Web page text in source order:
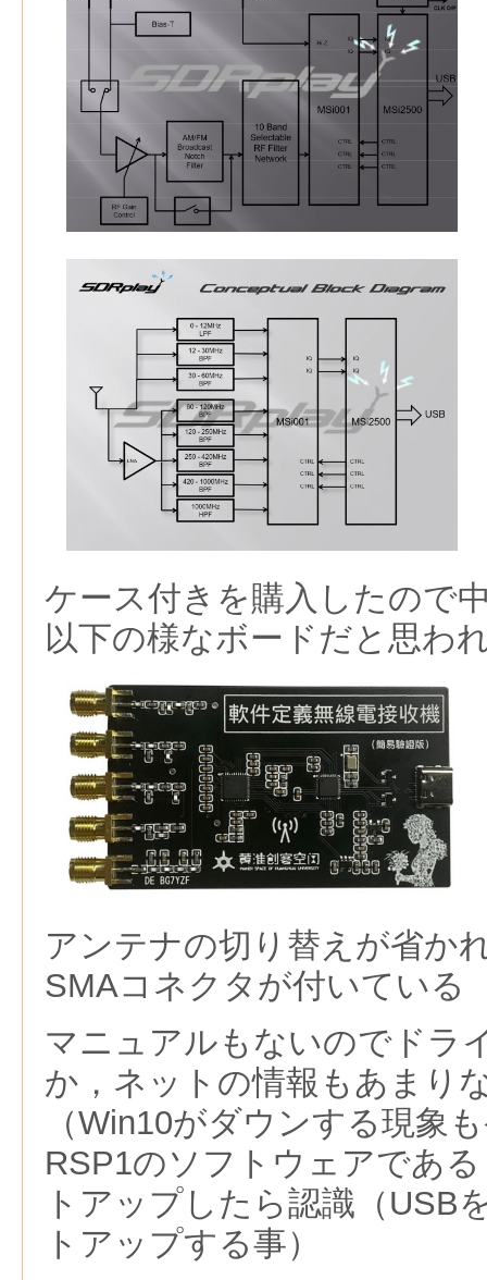
ケース付きを購入したので
以下の様なボードだと思わ
アンテナの切り替えが省か
SMAコネクタが付いている
マニュアルもないのでドラ
か，ネットの情報もあまり
（Win10がダウンする現象
RSP1のソフトウェアであ
トアップしたら認識（USB
トアップする事）